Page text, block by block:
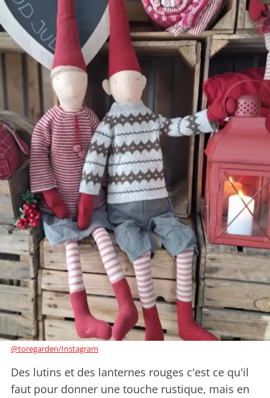
@toregarden/Instagram
Des lutins et des lanternes rouges c'est ce qu'il
faut pour donner une touche rustique, mais en